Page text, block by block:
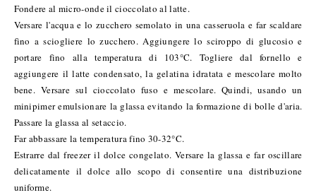
Fondere al micro-onde il cioccolato al latte.
Versare l'acqua e lo zucchero semolato in una casseruola e far scaldare
fino a sciogliere lo zucchero. Aggiungere lo sciroppo di glucosio e
portare fino alla temperatura di 103°C. Togliere dal fornello e
aggiungere il latte condensato, la gelatina idratata e mescolare molto
bene. Versare sul cioccolato fuso e mescolare. Quindi, usando un
minipimer emulsionare la glassa evitando la formazione di bolle d'aria.
Passare la glassa al setaccio.
Far abbassare la temperatura fino 30-32°C.
Estrarre dal freezer il dolce congelato. Versare la glassa e far oscillare
delicatamente il dolce allo scopo di consentire una distribuzione
uniforme.